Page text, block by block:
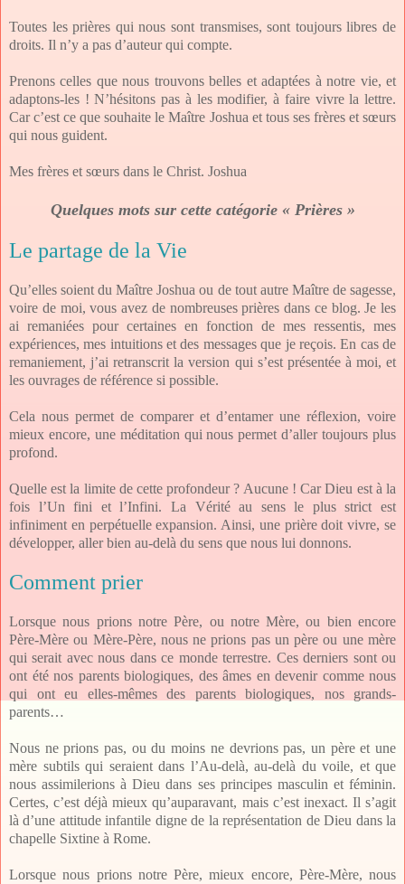
Toutes les prières qui nous sont transmises, sont toujours libres de
droits. Il n’y a pas d’auteur qui compte.
Prenons celles que nous trouvons belles et adaptées à notre vie, et
adaptons-les ! N’hésitons pas à les modifier, à faire vivre la lettre.
Car c’est ce que souhaite le Maître Joshua et tous ses frères et sœurs
qui nous guident.
Mes frères et sœurs dans le Christ. Joshua
Quelques mots sur cette catégorie « Prières »
Le partage de la Vie
Qu’elles soient du Maître Joshua ou de tout autre Maître de sagesse,
voire de moi, vous avez de nombreuses prières dans ce blog. Je les
ai remaniées pour certaines en fonction de mes ressentis, mes
expériences, mes intuitions et des messages que je reçois. En cas de
remaniement, j’ai retranscrit la version qui s’est présentée à moi, et
les ouvrages de référence si possible.
Cela nous permet de comparer et d’entamer une réflexion, voire
mieux encore, une méditation qui nous permet d’aller toujours plus
profond.
Quelle est la limite de cette profondeur ? Aucune ! Car Dieu est à la
fois l’Un fini et l’Infini. La Vérité au sens le plus strict est
infiniment en perpétuelle expansion. Ainsi, une prière doit vivre, se
développer, aller bien au-delà du sens que nous lui donnons.
Comment prier
Lorsque nous prions notre Père, ou notre Mère, ou bien encore
Père-Mère ou Mère-Père, nous ne prions pas un père ou une mère
qui serait avec nous dans ce monde terrestre. Ces derniers sont ou
ont été nos parents biologiques, des âmes en devenir comme nous
qui ont eu elles-mêmes des parents biologiques, nos grands-
parents…
Nous ne prions pas, ou du moins ne devrions pas, un père et une
mère subtils qui seraient dans l’Au-delà, au-delà du voile, et que
nous assimilerions à Dieu dans ses principes masculin et féminin.
Certes, c’est déjà mieux qu’auparavant, mais c’est inexact. Il s’agit
là d’une attitude infantile digne de la représentation de Dieu dans la
chapelle Sixtine à Rome.
Lorsque nous prions notre Père, mieux encore, Père-Mère, nous